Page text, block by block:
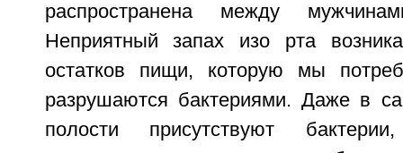
распространена между
Неприятный запах изо рта
остатков пищи, которую мы
разрушаются бактериями. Даже в
полости присутствуют